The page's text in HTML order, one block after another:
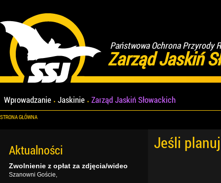
Państwowa Ochrona Przyrody
Zarząd Jaskiń
Wprowadzanie Jaskinie Zarząd Jaskiń Słowackich
STRONA GŁÓWNA
Jeśli
Aktualności
Zwolnienie z opłat za zdjęcia/wideo
Szanowni Goście,